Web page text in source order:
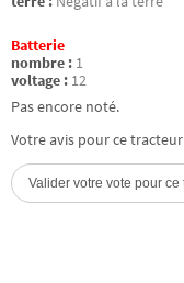
Batterie
nombre : 1
voltage : 12
Pas encore noté.
Votre avis pour ce tracteur